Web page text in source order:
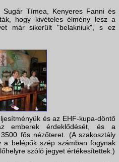
Tímea, Kenyeres Fanni és
hogy kivételes élmény lesz a
már sikerült "belakniuk", s ez
és az EHF-kupa-döntő
emberek érdeklődését, és a
fős nézőteret. (A szakosztály
a belépők szép számban fogynak
szóló jegyet értékesítettek.)